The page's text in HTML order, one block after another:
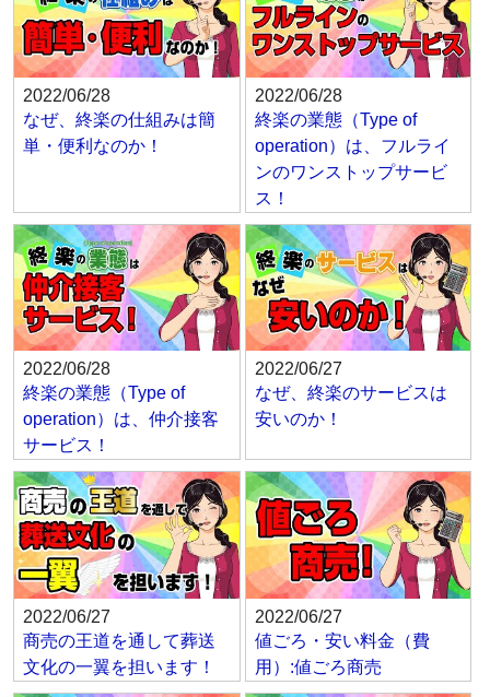
2022/06/28
なぜ、終楽の仕組みは簡
単・便利なのか！
2022/06/28
終楽の業態（Type of
operation）は、フルライ
ンのワンストップサービ
ス！
2022/06/28
終楽の業態（Type of
operation）は、仲介接客
サービス！
2022/06/27
なぜ、終楽のサービスは
安いのか！
2022/06/27
商売の王道を通して葬送
文化の一翼を担います！
2022/06/27
値ごろ・安い料金（費
用）:値ごろ商売